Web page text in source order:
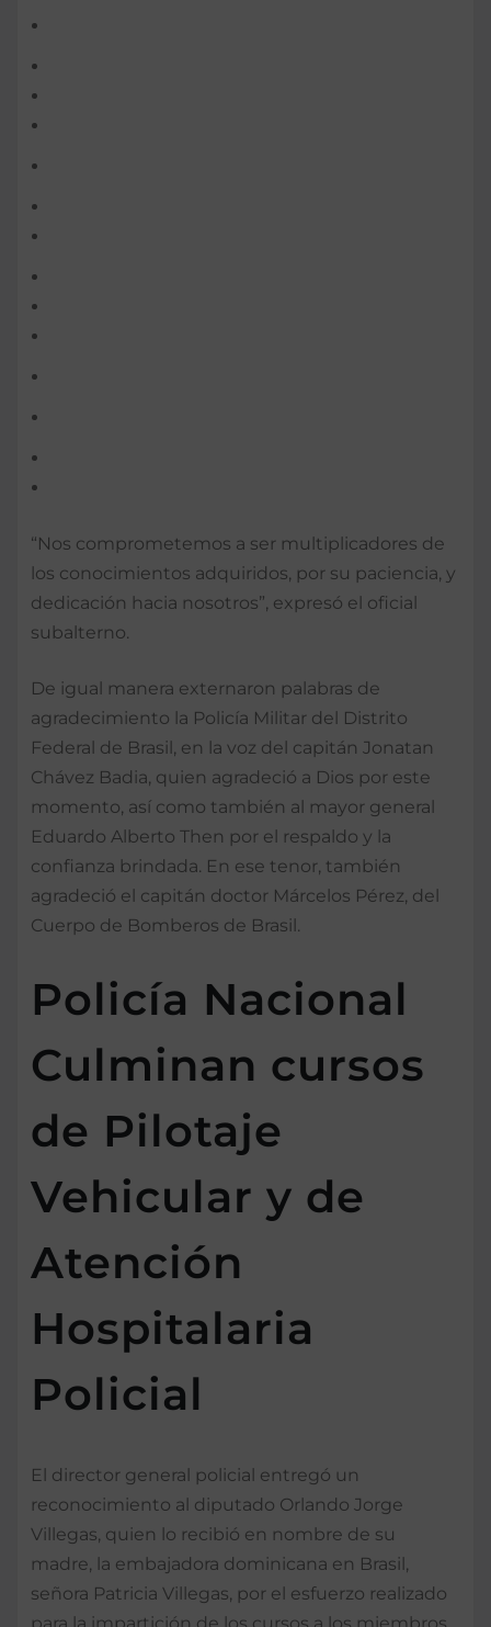
“Nos comprometemos a ser multiplicadores de
los conocimientos adquiridos, por su paciencia, y
dedicación hacia nosotros”, expresó el oficial
subalterno.
De igual manera externaron palabras de
agradecimiento la Policía Militar del Distrito
Federal de Brasil, en la voz del capitán Jonatan
Chávez Badia, quien agradeció a Dios por este
momento, así como también al mayor general
Eduardo Alberto Then por el respaldo y la
confianza brindada. En ese tenor, también
agradeció el capitán doctor Márcelos Pérez, del
Cuerpo de Bomberos de Brasil.
Policía Nacional
Culminan cursos
de Pilotaje
Vehicular y de
Atención
Hospitalaria
Policial
El director general policial entregó un
reconocimiento al diputado Orlando Jorge
Villegas, quien lo recibió en nombre de su
madre, la embajadora dominicana en Brasil,
señora Patricia Villegas, por el esfuerzo realizado